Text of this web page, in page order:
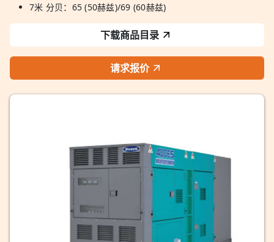
7米 分贝：65 (50赫兹)/69 (60赫兹)
下载商品目录
请求报价